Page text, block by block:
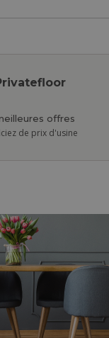
offres
de prix d'usine